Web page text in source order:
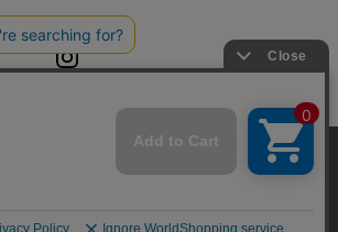
© TOKYO BASE CO., LTD
を使用します。クッキーはサイト内
サイトの使用状況の分析からマーケティ
を目的としています。
はこちら